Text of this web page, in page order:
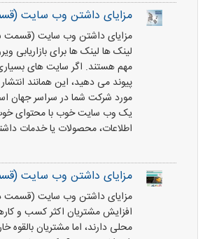
مزایای داشتن وب سایت
لینک ها لینک ها برای بازاریابی
مهم هستند. اگر سایت های
پیوند می دهید، این همانند
مورد شرکت شما در سراسر جهان
یک وب سایت خوب با محتوای
اطلاعات، محصولات یا خدمات
مزایای داشتن وب سایت
افزایش مشتریان اکثر کسب و
محلی دارند، اما مشتریان بالقوه